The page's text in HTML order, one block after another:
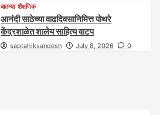
बातम्या शैक्षणिक
आनंदी साठेच्या वाढदिवसानिमित्त पोथरे
केंद्रशाळेत शालेय साहित्य वाटप
saptahiksandesh July 8, 2026 0